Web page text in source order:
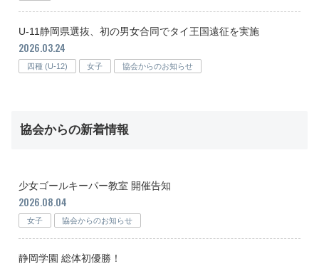
U-11静岡県選抜、初の男女合同でタイ王国遠征を実施
2026.03.24
四種 (U-12) 女子 協会からのお知らせ
協会からの新着情報
少女ゴールキーパー教室 開催告知
2026.08.04
女子 協会からのお知らせ
静岡学園 総体初優勝！